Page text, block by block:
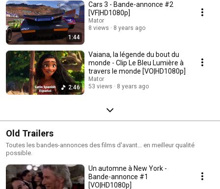
1:44
Cars 3 - Bande-annonce #2
[VF|HD1080p]
Mator
8 views
8 years ago
2:46
Vaiana, la légende du bout du
monde - Clip Le Bleu Lumière à
travers le monde [VO|HD1080p]
Mator
53 views
8 years ago
Old Trailers
Toutes les bandes-annonces des films d'avant... en meilleur qualité
possible.
Un automne à New York -
Bande-annonce #1
[VO|HD1080p]